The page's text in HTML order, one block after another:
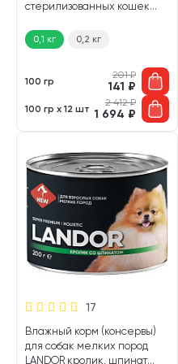
стерилизованных кошек
(100 гр)
0,1 кг 0,2 кг
100 гр
201₽
141 ₽
100 гр х 12 шт
2 412₽
1 694 ₽
17
Влажный корм (консервы)
для собак мелких пород
LANDOR кролик, шпинат